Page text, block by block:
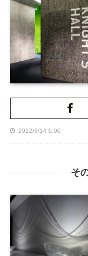
2012/3/14 0:00
そ